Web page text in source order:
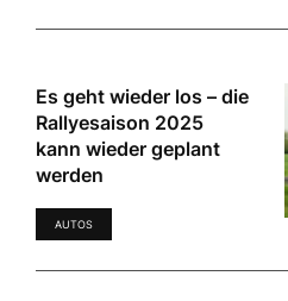
Es geht wieder los – die
Rallyesaison 2025
kann wieder geplant
werden
AUTOS